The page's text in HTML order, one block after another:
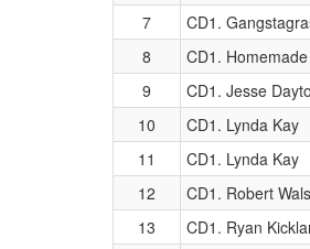
7
CD1.
8
CD1.
9
CD1. Jesse
10
CD1. Lynda Kay
11
CD1. Lynda Kay
12
CD1. Robert
13
CD1. Ryan